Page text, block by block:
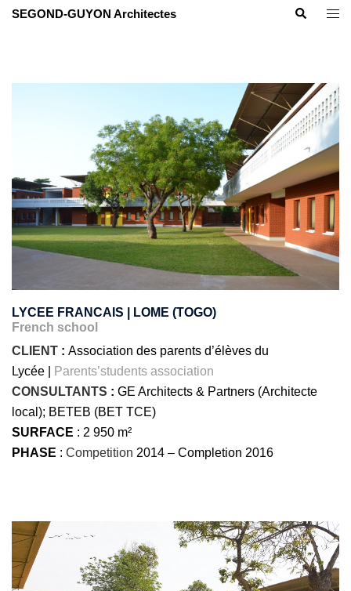
AllerSEGOND-GUYON Architectes Rechercher
LYCEE FRANCAIS | LOME (TOGO)
French school
CLIENT : Association des parents d’élèves du
Lycée |
Parents’students association
CONSULTANTS : GE Architects & Partners (Architecte
local); BETEB (BET TCE)
SURFACE : 2 950 m²
PHASE : Competition 2014 – Completion 2016